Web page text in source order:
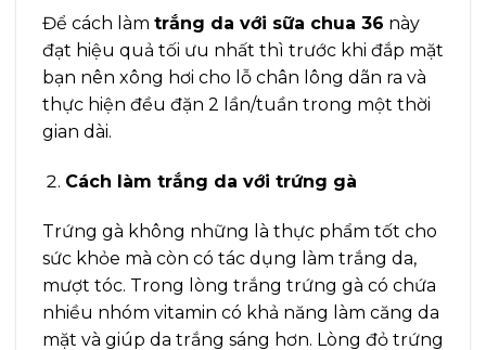
Để cách làm trắng da với sữa chua 36 này
đạt hiệu quả tối ưu nhất thì trước khi đắp mặt
bạn nên xông hơi cho lỗ chân lông dãn ra và
thực hiện đều đặn 2 lần/tuần trong một thời
gian dài.
Cách làm trắng da với trứng gà
Trứng gà không những là thực phẩm tốt cho
sức khỏe mà còn có tác dụng làm trắng da,
mượt tóc. Trong lòng trắng trứng gà có chứa
nhiều nhóm vitamin có khả năng làm căng da
mặt và giúp da trắng sáng hơn. Lòng đỏ trứng